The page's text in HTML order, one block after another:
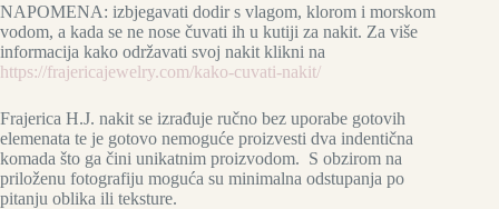
NAPOMENA: izbjegavati dodir s vlagom, klorom i morskom
vodom, a kada se ne nose čuvati ih u kutiji za nakit. Za više
informacija kako održavati svoj nakit klikni na
https://frajericajewelry.com/kako-cuvati-nakit/
Frajerica H.J. nakit se izrađuje ručno bez uporabe gotovih
elemenata te je gotovo nemoguće proizvesti dva indentična
komada što ga čini unikatnim proizvodom. S obzirom na
priloženu fotografiju moguća su minimalna odstupanja po
pitanju oblika ili teksture.